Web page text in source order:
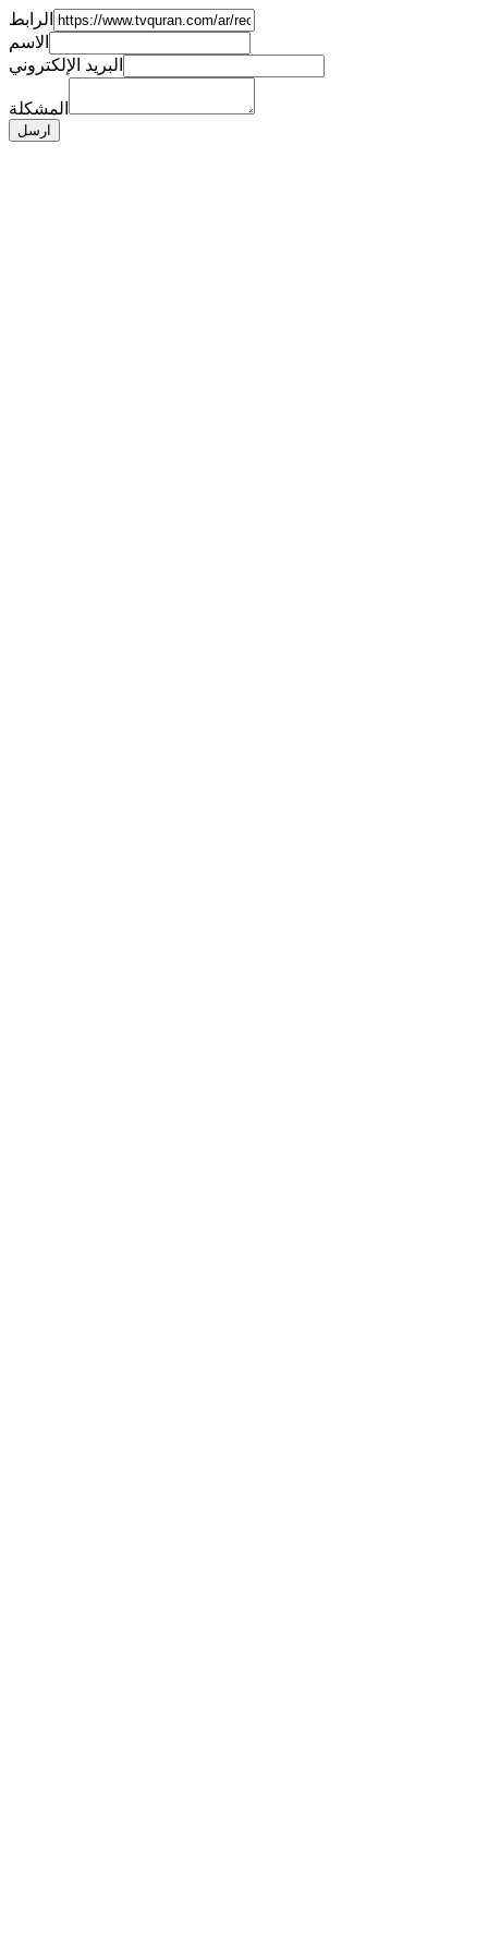
الرابط
الاسم
البريد الإلكتروني
المشكلة
ارسل